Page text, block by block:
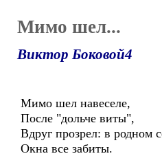
Мимо шел...
Виктор Боковой4
Мимо шел навеселе,
После "дольче виты",
Вдруг прозрел: в родном
Окна все забиты.